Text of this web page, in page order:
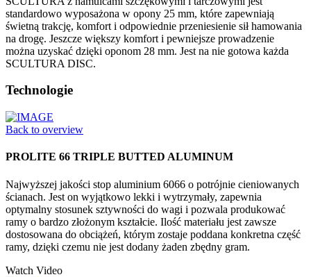
standardowo wyposażona w opony 25 mm, które zapewniają
świetną trakcję, komfort i odpowiednie przeniesienie sił hamowania
na drogę. Jeszcze większy komfort i pewniejsze prowadzenie
można uzyskać dzięki oponom 28 mm. Jest na nie gotowa każda
SCULTURA DISC.
Technologie
Back to overview
PROLITE 66 TRIPLE BUTTED ALUMINUM
Najwyższej jakości stop aluminium 6066 o potrójnie cieniowanych
ścianach. Jest on wyjątkowo lekki i wytrzymały, zapewnia
optymalny stosunek sztywności do wagi i pozwala produkować
ramy o bardzo złożonym kształcie. Ilość materiału jest zawsze
dostosowana do obciążeń, którym zostaje poddana konkretna część
ramy, dzięki czemu nie jest dodany żaden zbędny gram.
Watch Video